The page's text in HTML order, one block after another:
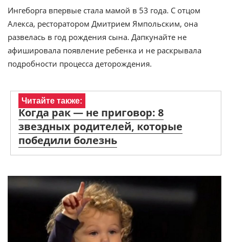
Ингеборга впервые стала мамой в 53 года. С отцом
Алекса, ресторатором Дмитрием Ямпольским, она
развелась в год рождения сына. Дапкунайте не
афишировала появление ребенка и не раскрывала
подробности процесса деторождения.
Читайте также:
Когда рак — не приговор: 8
звездных родителей, которые
победили болезнь